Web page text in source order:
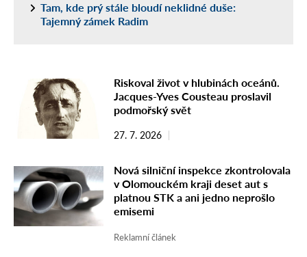
Tam, kde prý stále bloudí neklidné duše:
Tajemný zámek Radim
Riskoval život v hlubinách oceánů.
Jacques-Yves Cousteau proslavil
podmořský svět
27. 7. 2026
Nová silniční inspekce zkontrolovala
v Olomouckém kraji deset aut s
platnou STK a ani jedno neprošlo
emisemi
Reklamní článek